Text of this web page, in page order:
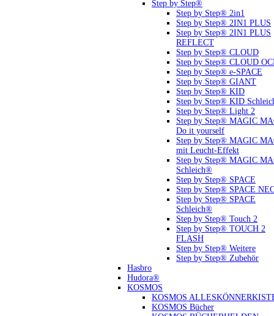
Step by Step®
Step by Step® 2in1
Step by Step® 2IN1 PLUS
Step by Step® 2IN1 PLUS
REFLECT
Step by Step® CLOUD
Step by Step® CLOUD
Step by Step® e-SPACE
Step by Step® GIANT
Step by Step® KID
Step by Step® KID
Step by Step® Light 2
Step by Step® MAGIC
Do it yourself
Step by Step® MAGIC
mit Leucht-Effekt
Step by Step® MAGIC
Schleich®
Step by Step® SPACE
Step by Step® SPACE
Step by Step® SPACE
Schleich®
Step by Step® Touch 2
Step by Step® TOUCH 2
FLASH
Step by Step® Weitere
Step by Step® Zubehör
Hasbro
Hudora®
KOSMOS
KOSMOS
KOSMOS Bücher